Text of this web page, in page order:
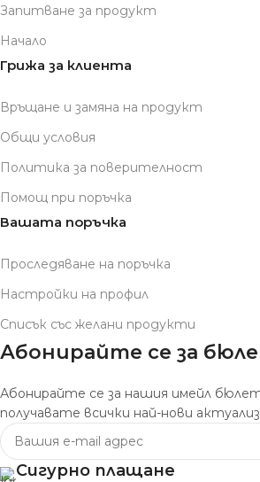
Запитване за продукт
Начало
Грижа за клиента
Връщане и замяна на продукт
Общи условия
Политика за поверителност
Помощ при поръчка
Вашата поръчка
Проследяване на поръчка
Настройки на профил
Списък със желани продукти
Абонирайте се за
Абонирайте се за нашия имейл
получавате всички най-нови
Сигурно плащане